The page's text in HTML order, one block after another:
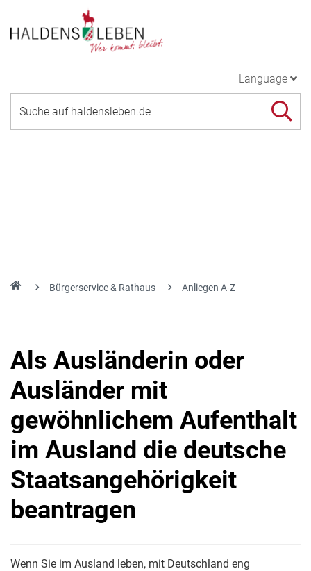
Language
Bürgerservice & Rathaus Anliegen A-Z
Als Ausländerin oder
Ausländer mit
gewöhnlichem Aufenthalt
im Ausland die deutsche
Staatsangehörigkeit
beantragen
Wenn Sie im Ausland leben, mit Deutschland eng